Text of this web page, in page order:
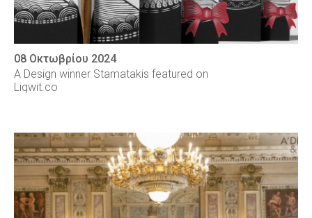
08 Οκτωβρίου 2024
A Design winner Stamatakis featured on
Liqwit.co